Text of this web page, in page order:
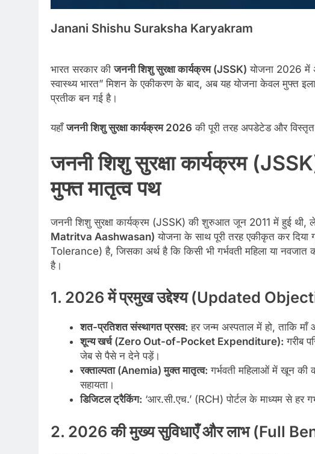
Janani Shishu Suraksha Karyakram
भारत सरकार कीजननी शिशु सुरक्षा कार्यक्रम (JSSK) योजना 2026 में
स्वास्थ्य भारत” मिशन के एकीकरण के बाद, अब यह योजना केवल मुफ्त
प्रतीक बन गई है।
यहाँजननी शिशु सुरक्षा कार्यक्रम 2026 की पूरी तरह अपडेटेड और विस्तृत
जननी शिशु सुरक्षा कार्यक्रम
मुफ्त मातृत्व पथ
जननी शिशु सुरक्षा कार्यक्रम (JSSK) की शुरुआत जून 2011 में हुई थी,
Matritva Aashwasan) योजना के साथ पूरी तरह एकीकृत कर दिया
Tolerance) है, जिसका अर्थ है कि किसी भी गर्भवती महिला या
है।
1. 2026 में प्रमुख उद्देश्य (Updated
शत-प्रतिशत संस्थागत प्रसव: हर जन्म अस्पताल में हो, ताकि
शून्य खर्च (Zero Out-of-Pocket Expenditure): गरीब
जेब से पैसे न देने पड़ें।
रक्ताल्पता (Anemia) मुक्त मातृत्व: गर्भवती महिलाओं में खून की
सहायता।
डिजिटल ट्रैकिंग: ‘आर.सी.एच.’ (RCH) पोर्टल के माध्यम से हर
2. 2026 की मुख्य सुविधाएँ और लाभ (Full